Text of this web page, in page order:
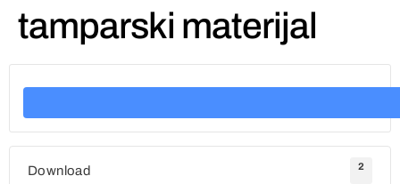
tamparski materijal
Download 2